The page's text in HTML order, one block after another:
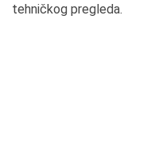
tehničkog pregleda.